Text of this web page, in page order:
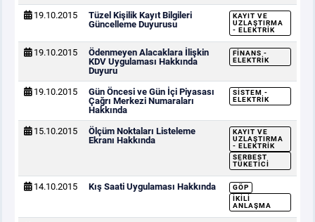
19.10.2015
Tüzel Kişilik Kayıt Bilgileri
Güncelleme Duyurusu
KAYIT VE
UZLAŞTIRMA
- ELEKTRIK
19.10.2015
Ödenmeyen Alacaklara İlişkin
KDV Uygulaması Hakkında
Duyuru
FINANS -
ELEKTRIK
19.10.2015
Gün Öncesi ve Gün İçi Piyasası
Çağrı Merkezi Numaraları
Hakkında
SISTEM -
ELEKTRIK
15.10.2015
Ölçüm Noktaları Listeleme
Ekranı Hakkında
KAYIT VE
UZLAŞTIRMA
- ELEKTRIK
SERBEST
TÜKETICI
14.10.2015 Kış Saati Uygulaması Hakkında
GÖP
İKILI
ANLAŞMA